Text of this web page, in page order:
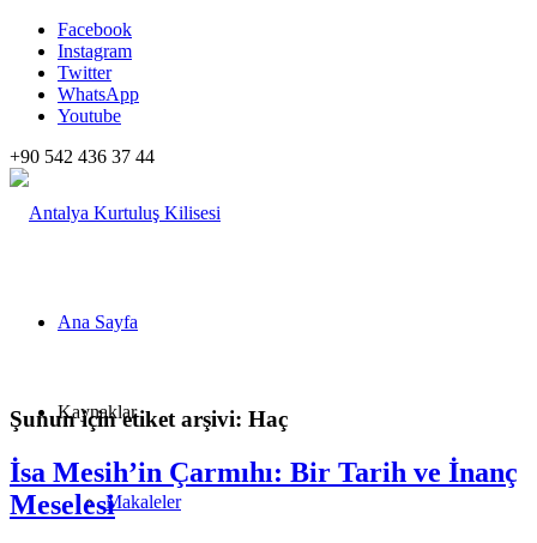
Facebook
Instagram
Twitter
WhatsApp
Youtube
+90 542 436 37 44
Ana Sayfa
Kaynaklar
Makaleler
Şunun için etiket arşivi: Haç
İsa Mesih’in Çarmıhı: Bir Tarih ve İnanç
Meselesi